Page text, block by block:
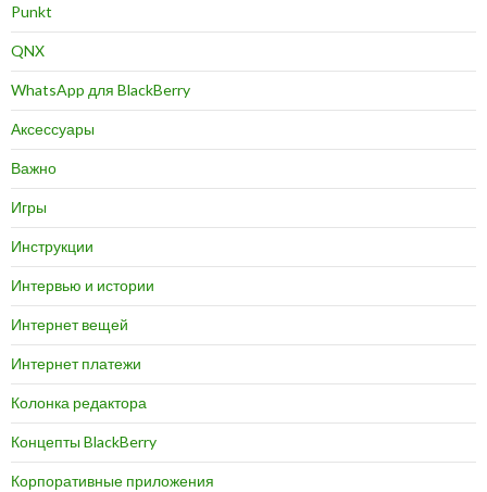
Punkt
QNX
WhatsApp для BlackBerry
Аксессуары
Важно
Игры
Инструкции
Интервью и истории
Интернет вещей
Интернет платежи
Колонка редактора
Концепты BlackBerry
Корпоративные приложения